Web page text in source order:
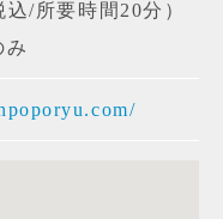
/所要時間20分）
み